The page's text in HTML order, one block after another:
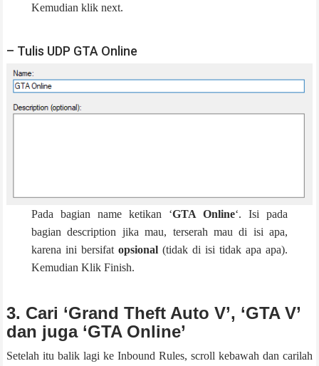
Kemudian klik next.
– Tulis UDP GTA Online
Pada bagian name ketikan ‘GTA Online‘. Isi pada
bagian description jika mau, terserah mau di isi apa,
karena ini bersifat opsional (tidak di isi tidak apa apa).
Kemudian Klik Finish.
3. Cari ‘Grand Theft Auto V’, ‘GTA V’
dan juga ‘GTA Online’
Setelah itu balik lagi ke Inbound Rules, scroll kebawah dan carilah